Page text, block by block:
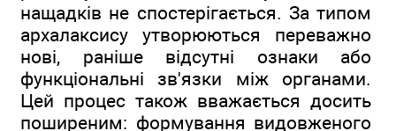
нащадків не спостерігається. За типом
архалаксису утворюються переважно
нові, раніше відсутні ознаки або
функціональні зв'язки між органами.
Цей процес також вважається досить
поширеним: формування видовженого